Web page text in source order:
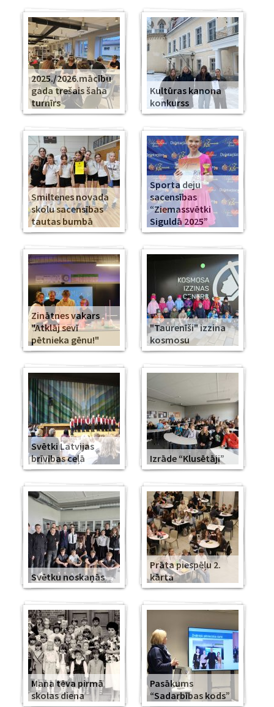
2025./2026.mācību
gada trešais šaha
turnīrs
Kultūras kanona
konkurss
Smiltenes novada
skolu sacensības
tautas bumbā
Sporta deju
sacensības
“Ziemassvētki
Siguldā 2025”
Zinātnes vakars
"Atklāj sevī
pētnieka gēnu!"
"Taurenīši" izzina
kosmosu
Svētki Latvijas
brīvības ceļā
Izrāde “Klusētāji”
Svētku noskaņās
Prāta piespēļu 2.
kārta
Mana tēva pirmā
skolas diena
Pasākums
“Sadarbības kods”